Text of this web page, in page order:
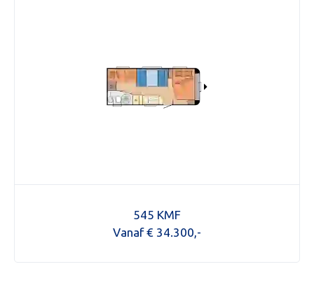
545 KMF
Vanaf € 34.300,-